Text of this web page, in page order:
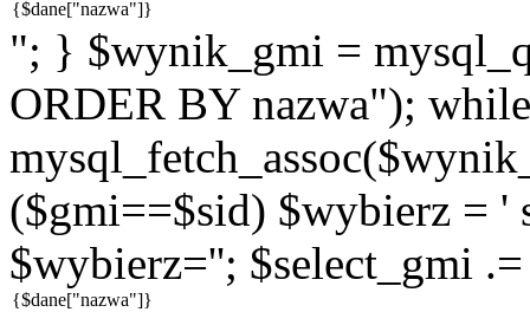
"; } $wynik_gmi =
ORDER BY nazwa");
($gmi==$sid) $wybierz = '
$wybierz=''; $select_gmi